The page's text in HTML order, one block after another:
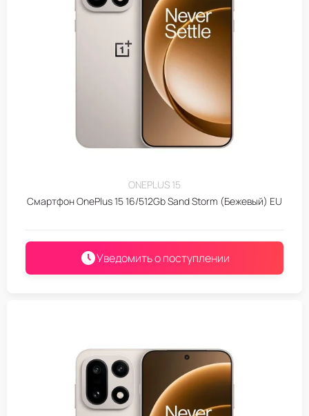
ONEPLUS 15
Смартфон OnePlus 15 16/512Gb Sand Storm (Бежевый) EU
Уведомить о поступлении